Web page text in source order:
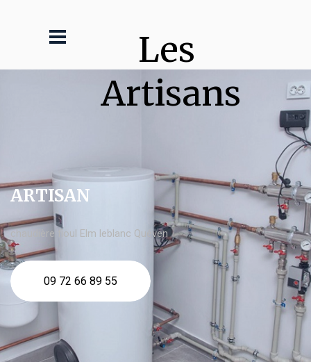
Les
Artisans
ARTISAN
chaudière fioul Elm leblanc Quéven
09 72 66 89 55